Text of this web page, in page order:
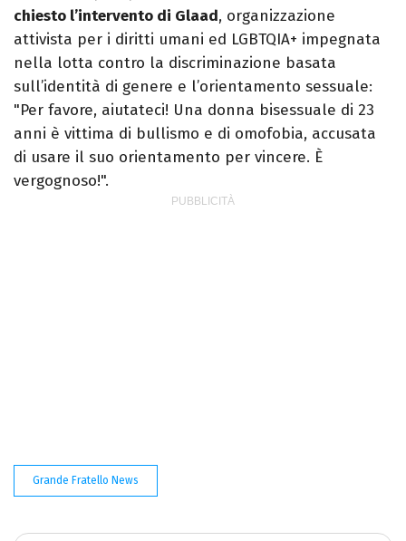
chiesto l’intervento di Glaad, organizzazione
attivista per i diritti umani ed LGBTQIA+ impegnata
nella lotta contro la discriminazione basata
sull’identità di genere e l’orientamento sessuale:
"Per favore, aiutateci! Una donna bisessuale di 23
anni è vittima di bullismo e di omofobia, accusata
di usare il suo orientamento per vincere. È
vergognoso!".
Grande Fratello News